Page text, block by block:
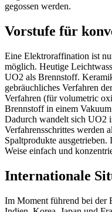
gegossen werden.
Vorstufe für
Eine Elektroraffination ist
möglich. Heutige
UO2 als Brennstoff.
gebräuchliches Verfahren
Verfahren (für volumetric
Brennstoff in einem
Dadurch wandelt sich UO2
Verfahrensschrittes werden
Spaltprodukte
Weise einfach und
Internationale
Im Moment führend bei der